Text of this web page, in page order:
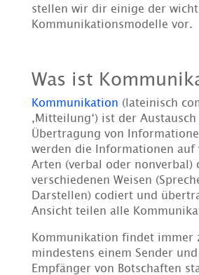
stellen wir dir einige der
Kommunikationsmodelle vor.
Was ist
Kommunikation (lateinisch
‚Mitteilung‘) ist der
Übertragung von
werden die Informationen auf
Arten (verbal oder nonverbal)
verschiedenen Weisen
Darstellen) codiert und
Ansicht teilen alle
Kommunikation findet immer
mindestens einem Sender
Empfänger von Botschaften